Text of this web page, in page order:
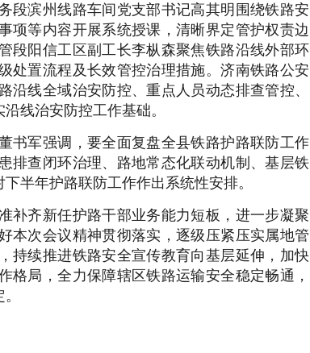
段滨州线路车间党支部书记高其明围绕铁路安
项等内容开展系统授课，清晰界定管护权责边
段阳信工区副工长李枞森聚焦铁路沿线外部环
处置流程及长效管控治理措施。济南铁路公安
线全域治安防控、重点人员动态排查管控、
线治安防控工作基础。
书军强调，要全面复盘全县铁路护路联防工作
排查闭环治理、路地常态化联动机制、基层铁
半年护路联防工作作出系统性安排。
补齐新任护路干部业务能力短板，进一步凝聚
本次会议精神贯彻落实，逐级压紧压实属地管
持续推进铁路安全宣传教育向基层延伸，加快
局，全力保障辖区铁路运输安全稳定畅通，